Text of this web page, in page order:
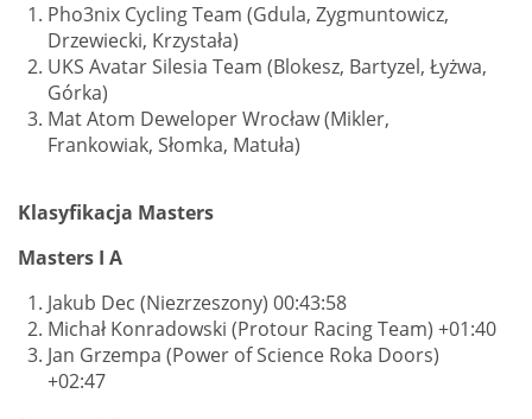
Pho3nix Cycling Team (Gdula, Zygmuntowicz,
Drzewiecki, Krzystała)
UKS Avatar Silesia Team (Blokesz, Bartyzel, Łyżwa,
Górka)
Mat Atom Deweloper Wrocław (Mikler,
Frankowiak, Słomka, Matuła)
Klasyfikacja Masters
Masters I A
Jakub Dec (Niezrzeszony) 00:43:58
Michał Konradowski (Protour Racing Team) +01:40
Jan Grzempa (Power of Science Roka Doors)
+02:47